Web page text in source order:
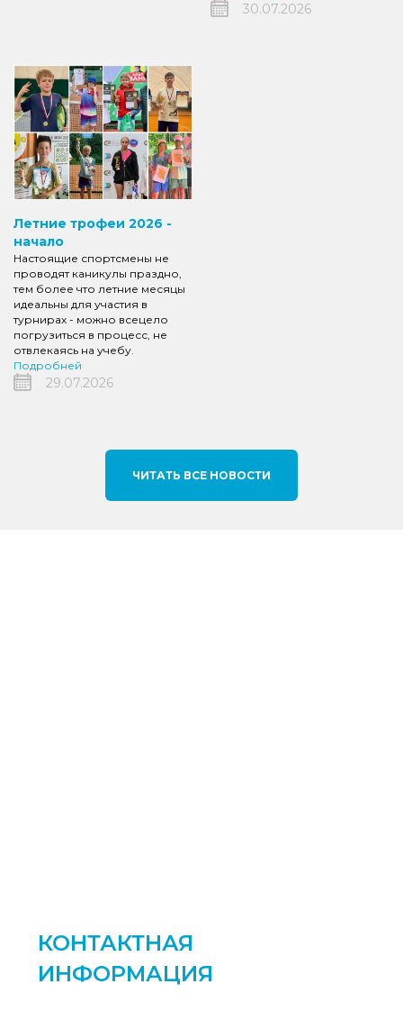
30.07.2026
Летние трофеи 2026 -
начало
Настоящие спортсмены не
проводят каникулы праздно,
тем более что летние месяцы
идеальны для участия в
турнирах - можно всецело
погрузиться в процесс, не
отвлекаясь на учебу.
Подробней
29.07.2026
ЧИТАТЬ ВСЕ НОВОСТИ
КОНТАКТНАЯ
ИНФОРМАЦИЯ